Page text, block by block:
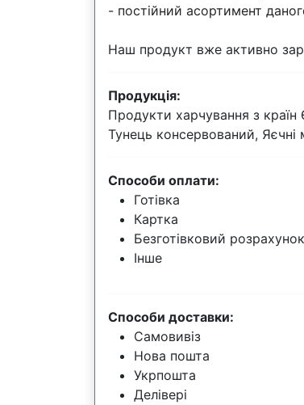
- постійний асортимент
Наш продукт вже активно
Продукція:
Продукти харчування з
Тунець консервований, Яєчні
Способи оплати:
Готівка
Картка
Безготівковий розрахунок
Інше
Способи доставки:
Самовивіз
Нова пошта
Укрпошта
Делівері